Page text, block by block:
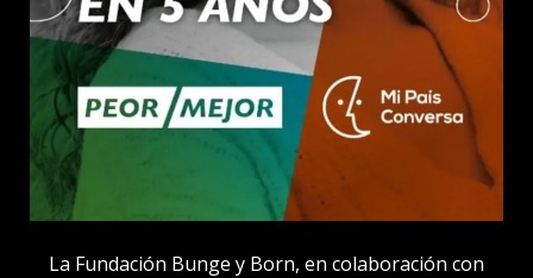
La Fundación Bunge y Born, en colaboración con